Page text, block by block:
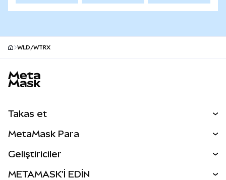
WLD/WTRX
Takas et
Perps
MetaMask Para
Geliştiriciler
METAMASK'İ EDİN